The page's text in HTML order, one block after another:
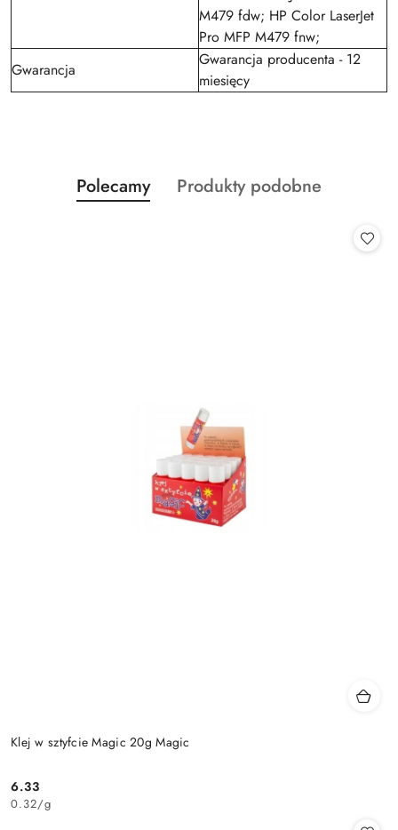
M479 fdw; HP Color LaserJet
Pro MFP M479 fnw;
Gwarancja
Gwarancja producenta - 12
miesięcy
Pomiń karuzelę produktów
Produkty
o
Polecamy
Produkty
Produkty podobne
Klej w sztyfcie Magic 20g Magic
Cena:
6.33
0.32/g